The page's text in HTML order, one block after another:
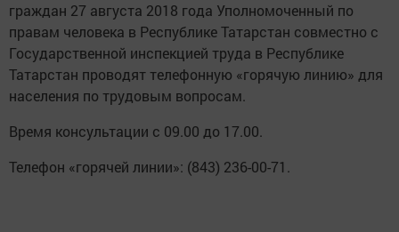
граждан 27 августа 2018 года Уполномоченный по
правам человека в Республике Татарстан совместно с
Государственной инспекцией труда в Республике
Татарстан проводят телефонную «горячую линию» для
населения по трудовым вопросам.
Время консультации с 09.00 до 17.00.
Телефон «горячей линии»: (843) 236-00-71.